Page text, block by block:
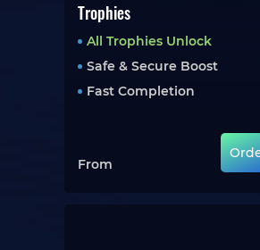
Trophies
All Trophies Unlock
Safe & Secure Boost
Fast Completion
From